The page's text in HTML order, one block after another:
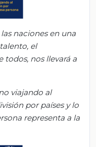
naciones en una
el
todos, nos llevará a
viajando al
por países y lo
representa a la